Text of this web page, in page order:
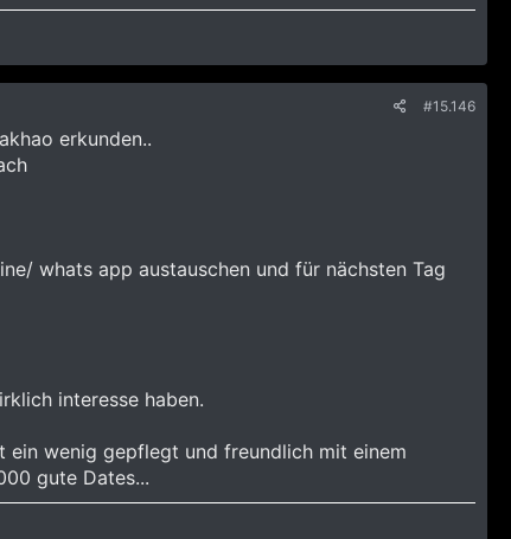
#15.146
erkunden..
whats app austauschen und für nächsten Tag
interesse haben.
ein wenig gepflegt und freundlich mit einem
gute Dates...